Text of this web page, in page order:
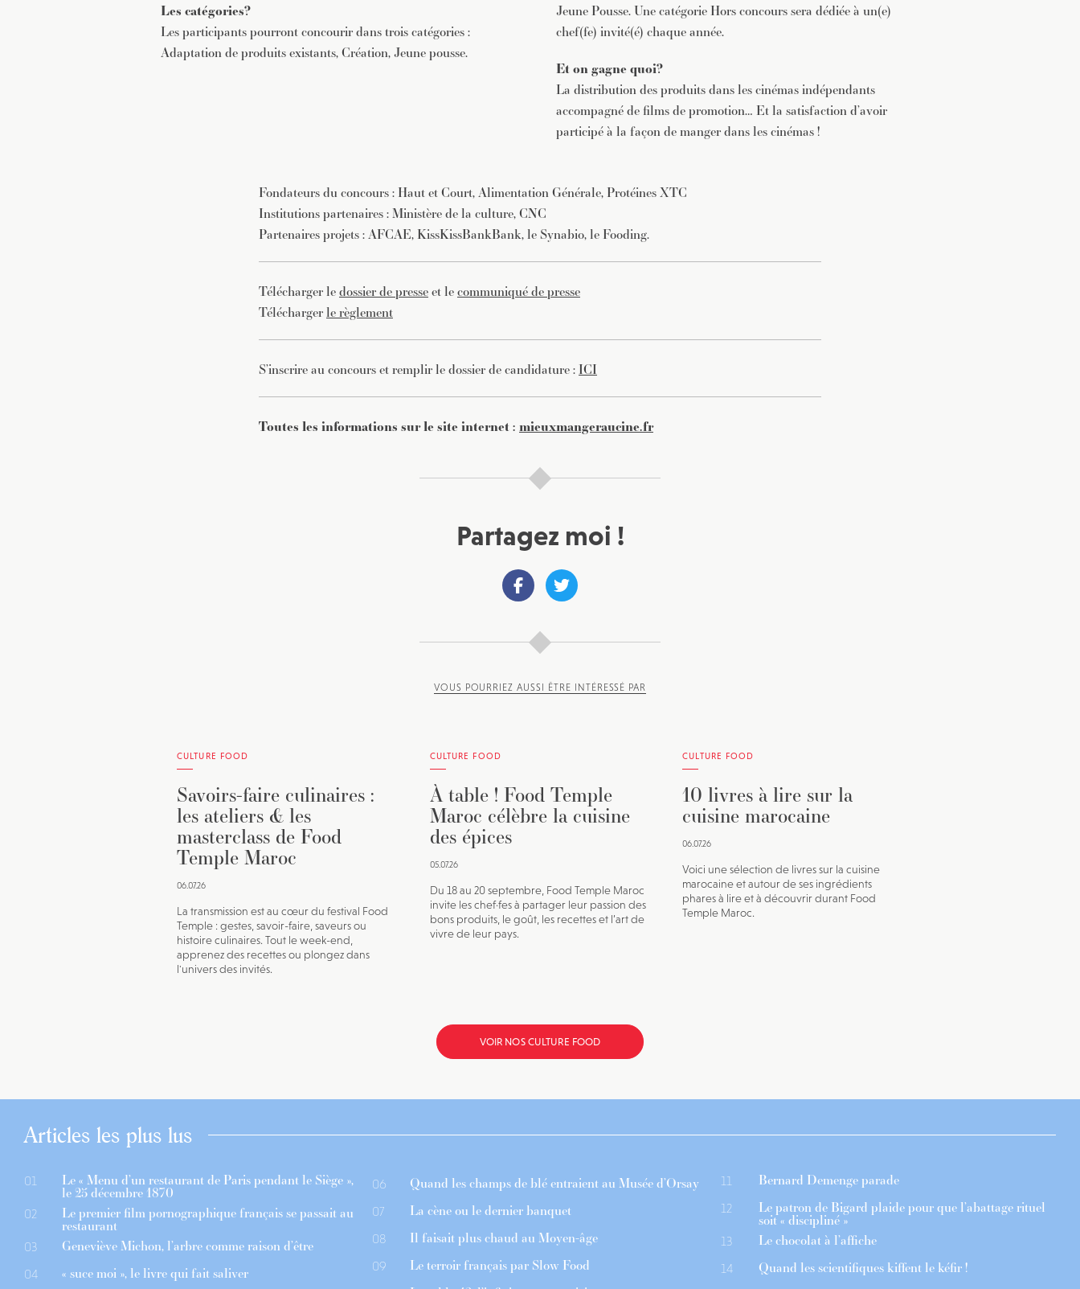
Les catégories?
Les participants pourront concourir dans trois catégories :
Adaptation de produits existants, Création, Jeune pousse.
Jeune Pousse. Une catégorie Hors concours sera dédiée à un(e)
chef(fe) invité(é) chaque année.
Et on gagne quoi?
La distribution des produits dans les cinémas indépendants
accompagné de films de promotion… Et la satisfaction d’avoir
participé à la façon de manger dans les cinémas !
Fondateurs du concours : Haut et Court, Alimentation Générale, Protéines XTC
Institutions partenaires : Ministère de la culture, CNC
Partenaires projets : AFCAE, KissKissBankBank, le Synabio, le Fooding.
Télécharger ledossier de presseet lecommuniqué de presse
Téléchargerle règlement
S’inscrire au concours et remplir le dossier de candidature :ICI
Toutes les informations sur le site internet : mieuxmangeraucine.fr
Partagez moi !
VOUS POURRIEZ AUSSI ÊTRE INTÉRESSÉ PAR
CULTURE FOOD
Savoirs-faire culinaires :
les ateliers & les
masterclass de Food
Temple Maroc
06.07.26
La transmission est au cœur du festival Food
Temple : gestes, savoir-faire, saveurs ou
histoire culinaires. Tout le week-end,
apprenez des recettes ou plongez dans
l'univers des invités.
CULTURE FOOD
À table ! Food Temple
Maroc célèbre la cuisine
des épices
05.07.26
Du 18 au 20 septembre, Food Temple Maroc
invite les chef·fes à partager leur passion des
bons produits, le goût, les recettes et l’art de
vivre de leur pays.
CULTURE FOOD
10 livres à lire sur la
cuisine marocaine
06.07.26
Voici une sélection de livres sur la cuisine
marocaine et autour de ses ingrédients
phares à lire et à découvrir durant Food
Temple Maroc.
VOIR NOS CULTURE FOOD
Articles les plus lus
01 Le « Menu d’un restaurant de Paris pendant le Siège »,
le 25 décembre 1870
02 Le premier film pornographique français se passait au
restaurant
03 Geneviève Michon, l’arbre comme raison d’être
04 « suce moi », le livre qui fait saliver
06 Quand les champs de blé entraient au Musée d’Orsay
07 La cène ou le dernier banquet
08 Il faisait plus chaud au Moyen-âge
09 Le terroir français par Slow Food
11 Bernard Demenge parade
12 Le patron de Bigard plaide pour que l’abattage rituel
soit « discipliné »
13 Le chocolat à l’affiche
14 Quand les scientifiques kiffent le kéfir !